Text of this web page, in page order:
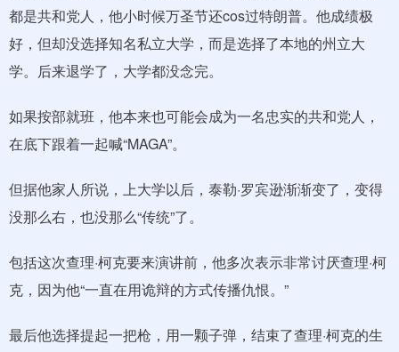
都是共和党人，他小时候万圣节还cos过特朗普。他成绩极
好，但却没选择知名私立大学，而是选择了本地的州立大
学。后来退学了，大学都没念完。
如果按部就班，他本来也可能会成为一名忠实的共和党人，
在底下跟着一起喊“MAGA”。
但据他家人所说，上大学以后，泰勒·罗宾逊渐渐变了，变得
没那么右，也没那么“传统”了。
包括这次查理·柯克要来演讲前，他多次表示非常讨厌查理·柯
克，因为他“一直在用诡辩的方式传播仇恨。”
最后他选择提起一把枪，用一颗子弹，结束了查理·柯克的生